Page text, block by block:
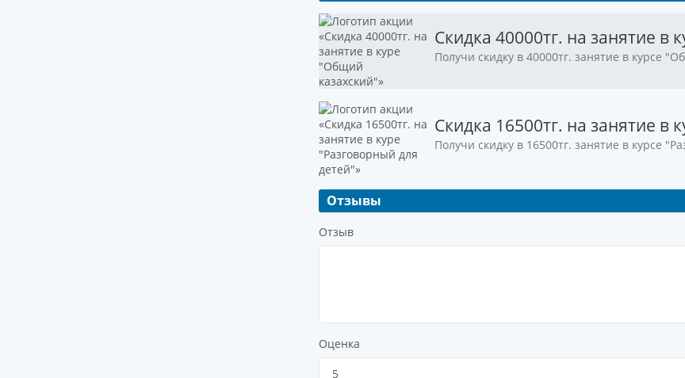
Скидка 40000тг. на занятие в
Получи скидку в 40000тг. занятие в курсе
Скидка 16500тг. на занятие в
Получи скидку в 16500тг. занятие в курсе
Отзывы
Отзыв
Оценка